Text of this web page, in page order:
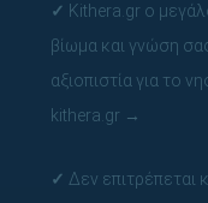
✓ Kithera.gr ο
βίωμα και γνώση
αξιοπιστία για το
kithera.gr →
✓ Δεν επιτρέπεται